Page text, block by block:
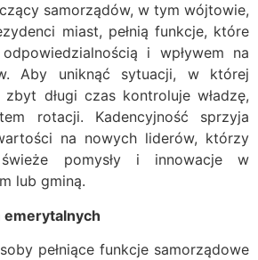
samorządów, w tym wójtowie,
miast, pełnią funkcje, które
i wpływem na
Aby uniknąć sytuacji, w której
długi czas kontroluje władzę,
rotacji. Kadencyjność sprzyja
na nowych liderów, którzy
pomysły i innowacje w
lub gminą.
emerytalnych
pełniące funkcje samorządowe